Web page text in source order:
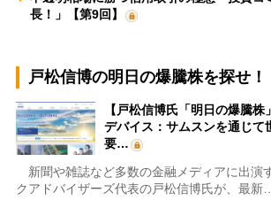
長！」【第9回】
戸松信博の明日の爆騰株を探せ！
【戸松信博氏「明日の爆騰
デバイス：サムスンを通じて
要…
新聞や雑誌など多数の金融メディアに出演
クアドバイザーズ代表の戸松信博氏が、最新